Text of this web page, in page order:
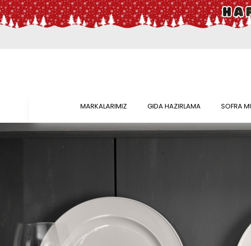
MARKALARIMIZ GIDA HAZIRLAMA SOFRA